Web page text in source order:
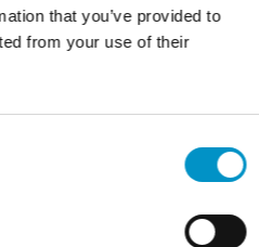
that you’ve provided to
from your use of their
€74,75